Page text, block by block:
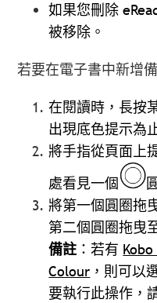
如果您刪除
被移除。
若要在電子書中新增備
在閱讀時，長按
出現底色提示為
將手指從頁面上
處看見一個
將第一個圓圈拖
第二個圓圈拖曳
備註 ：若有
Colour ，則可以
要執行此操作，